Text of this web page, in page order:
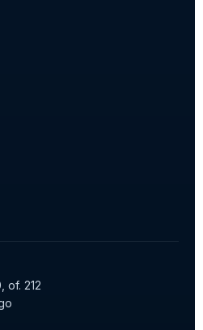
of. 212